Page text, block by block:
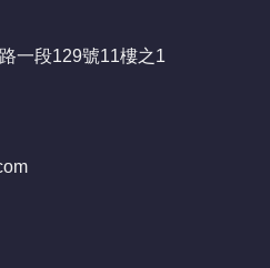
一段129號11樓之1